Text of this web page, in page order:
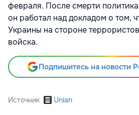
февраля. После смерти политика
он работал над докладом о том,
Украины на стороне
войска.
Подпишитесь на новости
Источник Unian